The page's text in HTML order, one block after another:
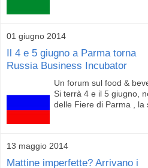
01 giugno 2014
Il 4 e 5 giugno a Parma torna
Russia Business Incubator
Un forum sul food &
Si terrà 4 e il 5 giugno,
delle Fiere di Parma , la
13 maggio 2014
Mattine imperfette? Arrivano i